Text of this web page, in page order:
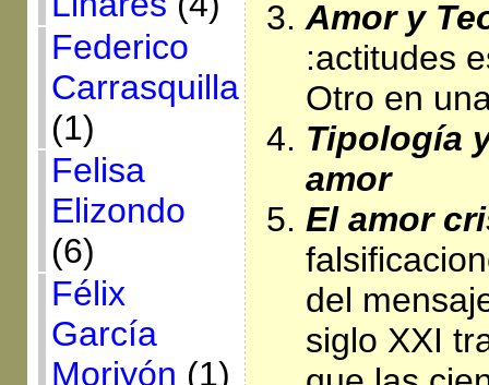
Federico
Carrasquilla
(1)
Felisa
Elizondo
(6)
Félix
García
Moriyón (1)
Amor y
:actitudes
Otro en
Tipología
amor
El amor
del
siglo XXI